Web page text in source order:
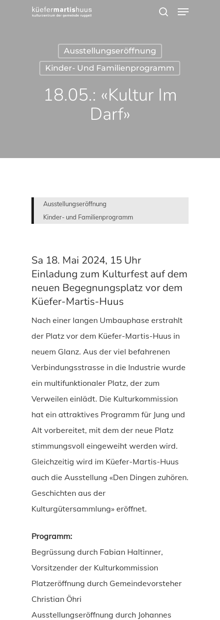
Menu
Ausstellungseröffnung
Kinder- Und Familienprogramm
18.05.: «Kultur Im
Darf»
Ausstellungseröffnung
Kinder- und Familienprogramm
Sa 18. Mai 2024, 15 Uhr
Einladung zum Kulturfest auf dem
neuen Begegnungsplatz vor dem
Küefer-Martis-Huus
Nach einer langen Umbauphase erstrahlt
der Platz vor dem Küefer-Martis-Huus in
neuem Glanz. Aus der viel befahrenen
Verbindungsstrasse in die Industrie wurde
ein multifunktionaler Platz, der zum
Verweilen einlädt. Die Kulturkommission
hat ein attraktives Programm für Jung und
Alt vorbereitet, mit dem der neue Platz
stimmungsvoll eingeweiht werden wird.
Gleichzeitig wird im Küefer-Martis-Huus
auch die Ausstellung «Den Dingen zuhören.
Geschichten aus der
Kulturgütersammlung» eröffnet.
Programm:
Begrüssung durch Fabian Haltinner,
Vorsitzender der Kulturkommission
Platzeröffnung durch Gemeindevorsteher
Christian Öhri
Ausstellungseröffnung durch Johannes